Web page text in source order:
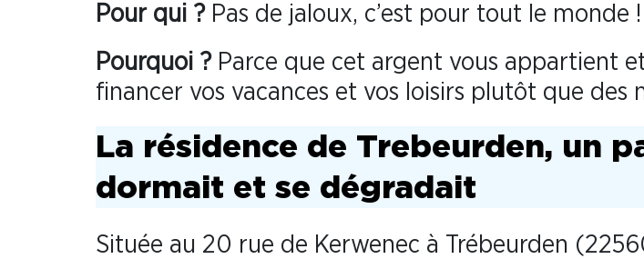
Pour qui ?Pas de jaloux, c’est pour tout le monde !
Pourquoi ?Parce que cet argent vous appartient
financer vos vacances et vos loisirs plutôt que des
La résidence de Trebeurden, un
dormait et se dégradait
Située au 20 rue de Kerwenec à Trébeurden